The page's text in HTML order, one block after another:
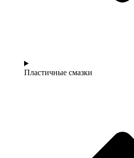
Пластичные смазки